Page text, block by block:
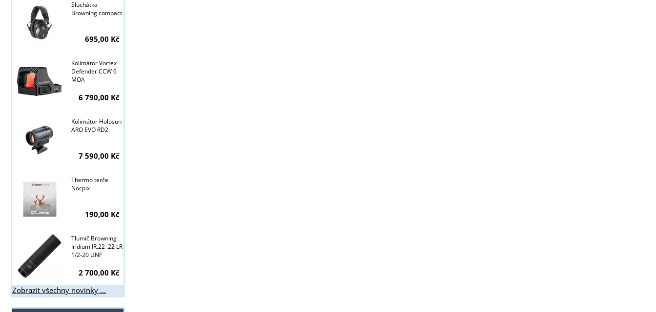
Sluchátka
Browning compact
695,00 Kč
Kolimátor Vortex
Defender CCW 6
MOA
6 790,00 Kč
Kolimátor Holosun
ARO EVO RD2
7 590,00 Kč
Thermo terče
Nocpix
190,00 Kč
Tlumič Browning
Iridium IR.22 .22 LR
1/2-20 UNF
2 700,00 Kč
Zobrazit všechny novinky ...